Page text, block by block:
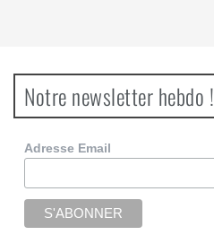
Notre newsletter hebdo !
Adresse Email